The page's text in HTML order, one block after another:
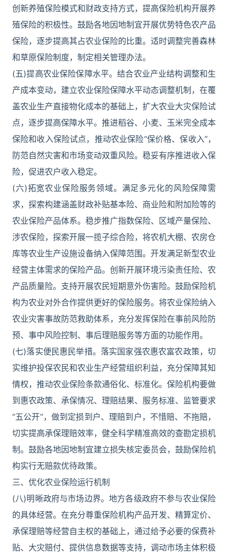
创新养殖保险模式和财政支持方式，提高保险机构开展养
殖保险的积极性。鼓励各地因地制宜开展优势特色农产品
保险，逐步提高其占农业保险的比重。适时调整完善森林
和草原保险制度，制定相关管理办法。
(五)提高农业保险保障水平。结合农业产业结构调整和生
产成本变动，建立农业保险保障水平动态调整机制，在覆
盖农业生产直接物化成本的基础上，扩大农业大灾保险试
点，逐步提高保障水平。推进稻谷、小麦、玉米完全成本
保险和收入保险试点，推动农业保险“保价格、保收入”，
防范自然灾害和市场变动双重风险。稳妥有序推进收入保
险，促进农户收入稳定。
(六)拓宽农业保险服务领域。满足多元化的风险保障需
求，探索构建涵盖财政补贴基本险、商业险和附加险等的
农业保险产品体系。稳步推广指数保险、区域产量保险、
涉农保险，探索开展一揽子综合险，将农机大棚、农房仓
库等农业生产设施设备纳入保障范围。开发满足新型农业
经营主体需求的保险产品。创新开展环境污染责任险、农
产品质量险。支持开展农民短期意外伤害险。鼓励保险机
构为农业对外合作提供更好的保险服务。将农业保险纳入
农业灾害事故防范救助体系，充分发挥保险在事前风险防
预、事中风险控制、事后理赔服务等方面的功能作用。
(七)落实便民惠民举措。落实国家强农惠农富农政策，切
实维护投保农民和农业生产经营组织利益，充分保障其知
情权，推动农业保险条款通俗化、标准化。保险机构要做
到惠农政策、承保情况、理赔结果、服务标准、监管要求
“五公开”，做到定损到户、理赔到户，不惜赔、不拖赔，
切实提高承保理赔效率，健全科学精准高效的查勘定损机
制。鼓励各地因地制宜建立损失核定委员会，鼓励保险机
构实行无赔款优待政策。
三、优化农业保险运行机制
(八)明晰政府与市场边界。地方各级政府不参与农业保险
的具体经营。在充分尊重保险机构产品开发、精算定价、
承保理赔等经营自主权的基础上，通过给予必要的保费补
贴、大灾赔付、提供信息数据等支持，调动市场主体积极